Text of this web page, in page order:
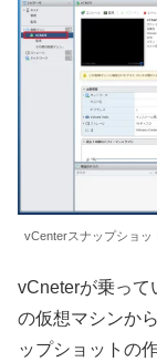
vCenterスナップショッ
vCneterが乗って
の仮想マシンか
ップショットの